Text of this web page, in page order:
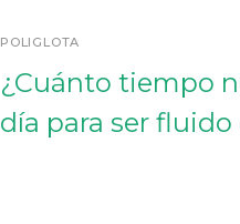
POLIGLOTA
¿Cuánto tiempo
día para ser